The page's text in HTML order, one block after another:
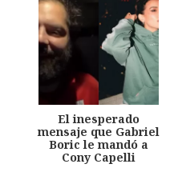
El inesperado
mensaje que Gabriel
Boric le mandó a
Cony Capelli